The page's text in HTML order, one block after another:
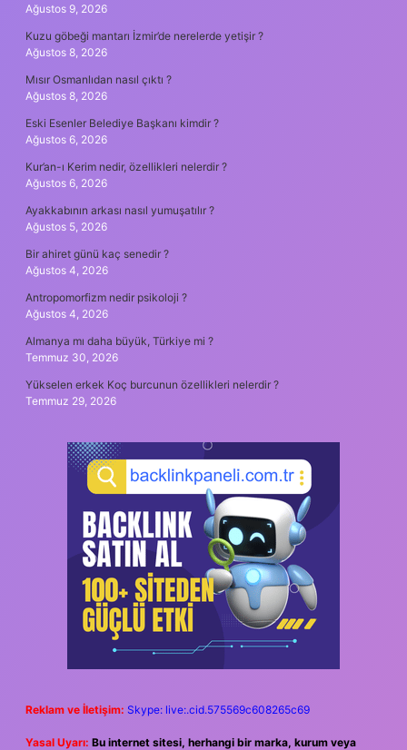
Ağustos 9, 2026
Kuzu göbeği mantarı İzmir’de nerelerde yetişir ?
Ağustos 8, 2026
Mısır Osmanlıdan nasıl çıktı ?
Ağustos 8, 2026
Eski Esenler Belediye Başkanı kimdir ?
Ağustos 6, 2026
Kur’an-ı Kerim nedir, özellikleri nelerdir ?
Ağustos 6, 2026
Ayakkabının arkası nasıl yumuşatılır ?
Ağustos 5, 2026
Bir ahiret günü kaç senedir ?
Ağustos 4, 2026
Antropomorfizm nedir psikoloji ?
Ağustos 4, 2026
Almanya mı daha büyük, Türkiye mi ?
Temmuz 30, 2026
Yükselen erkek Koç burcunun özellikleri nelerdir ?
Temmuz 29, 2026
Reklam ve İletişim: Skype: live:.cid.575569c608265c69
Yasal Uyarı: Bu internet sitesi, herhangi bir marka, kurum veya